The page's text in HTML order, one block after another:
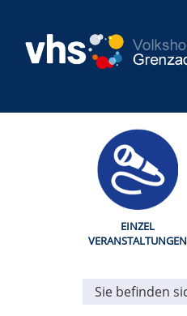
EINZEL
VERANSTALTUNGEN
Sie befinden